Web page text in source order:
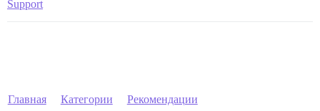
Support
Главная Категории Рекомендации